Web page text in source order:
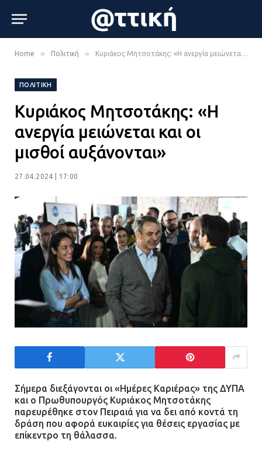
Home » Πολιτική » Κυριάκος Μητσοτάκης: «Η ανεργία μειώνεται και οι μισθοί αυξάνονται»
ΠΟΛΙΤΙΚΉ
Κυριάκος Μητσοτάκης: «Η
ανεργία μειώνεται και οι
μισθοί αυξάνονται»
27.04.2024 | 17:00
Σήμερα διεξάγονται οι «Ημέρες Καριέρας» της ΔΥΠΑ
και ο Πρωθυπουργός Κυριάκος Μητσοτάκης
παρευρέθηκε στον Πειραιά για να δει από κοντά τη
δράση που αφορά ευκαιρίες για θέσεις εργασίας με
επίκεντρο τη θάλασσα.